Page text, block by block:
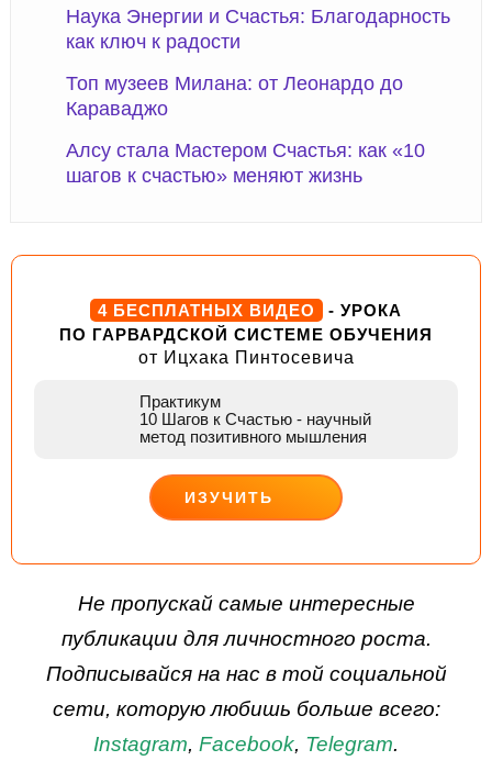
Наука Энергии и Счастья: Благодарность
как ключ к радости
Топ музеев Милана: от Леонардо до
Караваджо
Алсу стала Мастером Счастья: как «10
шагов к счастью» меняют жизнь
4 БЕСПЛАТНЫХ ВИДЕО
- УРОКА
ПО ГАРВАРДСКОЙ СИСТЕМЕ ОБУЧЕНИЯ
от Ицхака Пинтосевича
Практикум
10 Шагов к Счастью - научный
метод позитивного мышления
ИЗУЧИТЬ
Не пропускай самые интересные
публикации для личностного роста.
Подписывайся на нас в той социальной
сети, которую любишь больше всего:
Instagram, Facebook, Telegram.